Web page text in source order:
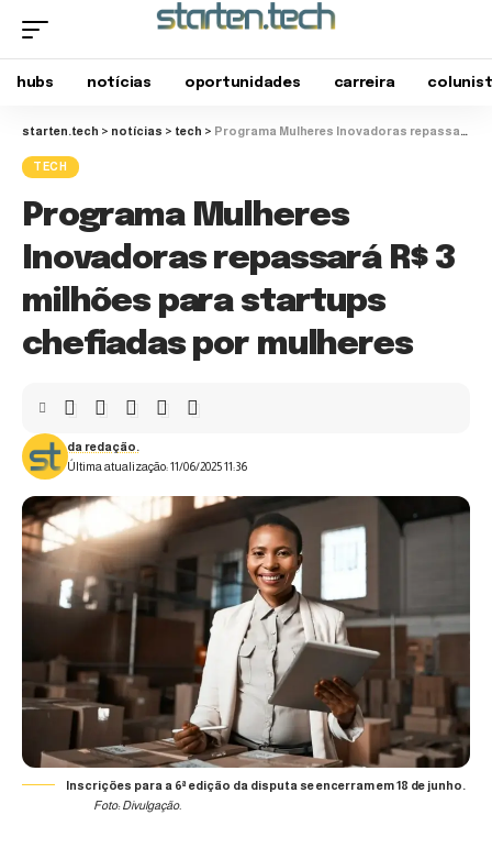
hubs notícias oportunidades carreira
starten.tech > notícias > tech > Programa Mulheres Inovadoras repassará R$ 3 milhões para startups chefiadas por mulheres
TECH
Programa Mulheres
Inovadoras repassará R$ 3
milhões para startups
chefiadas por mulheres
Última atualização: 11/06/2025 11:36
da redação.
Inscrições para a 6ª edição da disputa se encerram em 18 de junho.
Foto: Divulgação.